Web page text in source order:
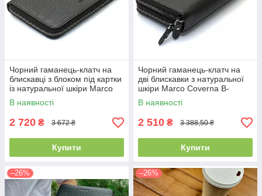
Чорний гаманець-клатч на
блискавці з блоком під картки
із натуральної шкіри Marco
Coverna MCJP-5901A
В наявності
2 720 ₴ 3 672 ₴
Купити
Чорний гаманець-клатч на
дві блискавки з натуральної
шкіри Marco Coverna B-
5902B-1Q
В наявності
2 510 ₴ 3 388,50 ₴
Купити
–26% –26%